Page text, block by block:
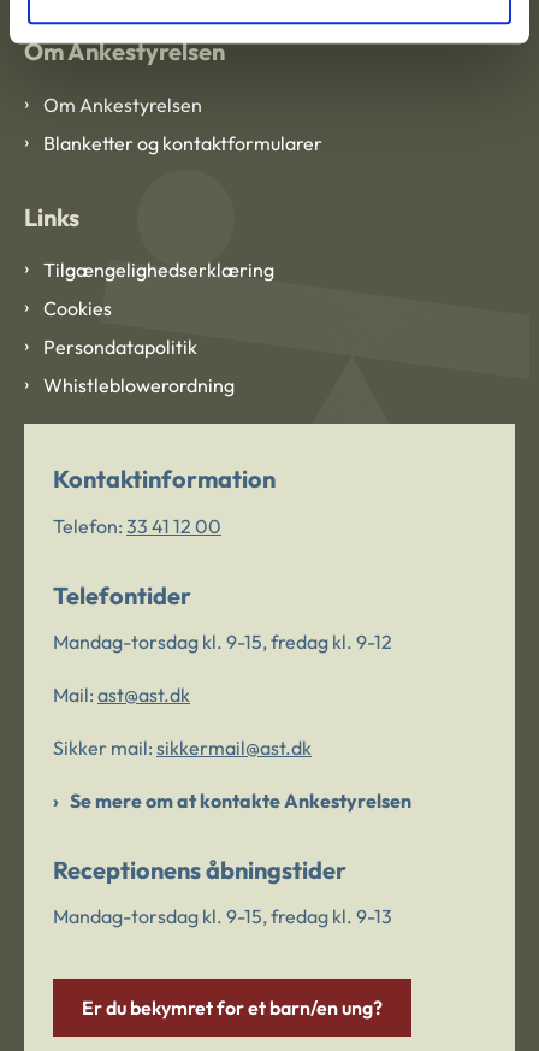
Om Ankestyrelsen
Om Ankestyrelsen
Blanketter og kontaktformularer
Links
Tilgængelighedserklæring
Cookies
Persondatapolitik
Whistleblowerordning
Kontaktinformation
Telefon: 33 41 12 00
Telefontider
Mandag-torsdag kl. 9-15, fredag kl. 9-12
Mail: ast@ast.dk
Sikker mail: sikkermail@ast.dk
Se mere om at kontakte Ankestyrelsen
Receptionens åbningstider
Mandag-torsdag kl. 9-15, fredag kl. 9-13
Er du bekymret for et barn/en ung?